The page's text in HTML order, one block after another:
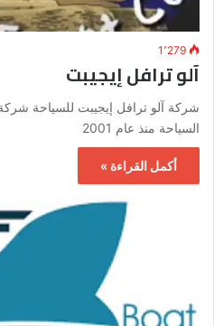
1٬279
آلو ترافل إيجيبت
شركة آلو ترافل إيجيبت للسياحة
السياحة منذ عام 2001
أكمل القراءة »